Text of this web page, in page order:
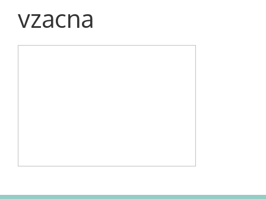
vzacna